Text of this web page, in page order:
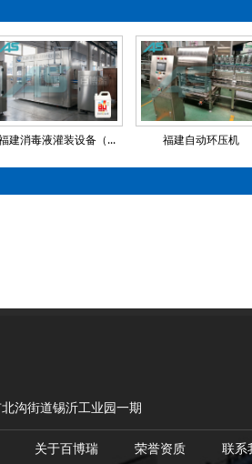
建消毒液灌装设备（... 福建自动环压机
沟街道锡沂工业园一期
关于百博瑞 荣誉资质 联系